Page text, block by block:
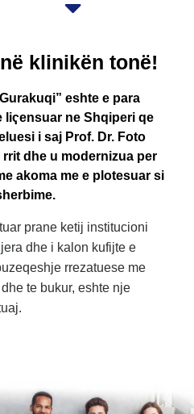
klinikën tonë!
eshte e para
liҁensuar ne Shqiperi qe
i saj Prof. Dr. Foto
dhe u modernizua per
akoma me e plotesuar si
prane ketij institucioni
dhe i kalon kufijte e
rrezatuese me
te bukur, eshte nje